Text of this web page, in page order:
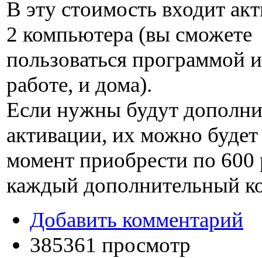
В эту стоимость входит
2 компьютера (вы сможете
пользоваться программой
работе, и дома).
Если нужны будут
активации, их можно
момент приобрести по 600
каждый дополнительный
Добавить комментарий
385361 просмотр